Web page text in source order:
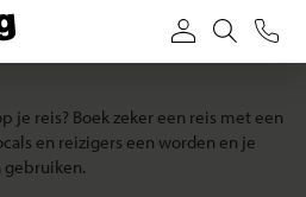
je reis? Boek zeker een reis met een
en reizigers een worden en je
gebruiken.